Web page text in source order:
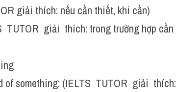
giải thích: nếu cần thiết, khi cần)
TUTOR  giải  thích: trong trường hợp cần
something: (IELTS  TUTOR  giải  thích: